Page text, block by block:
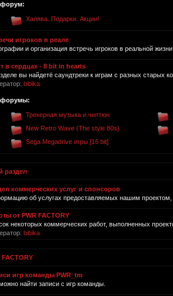
Халява. Подарки. Акции!
игроков в реале
и организация встречь игроков в реальной
в сердцах - 8 bit in hearts
вы найдетё саундтреки к играм с разных старых
bibika
Трекерная музыка и чиптюн
New Retro Wave (The style 80s)
Sega Megadrive игры [16 bit]
раздел
коммерческих услуг и спонсоров
об услугах предоставляемых нашим
от PWR FACTORY
некоторых коммерческих работ, выполненных
bibika
игр команды PWR_tm
найти записи с игр команды.